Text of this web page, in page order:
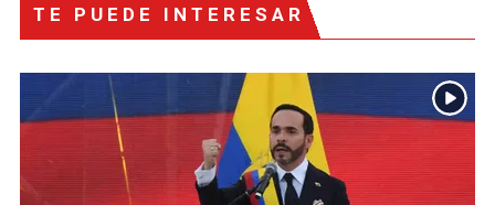
TE PUEDE INTERESAR